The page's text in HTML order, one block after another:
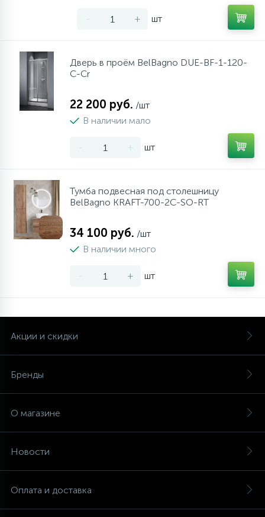
- + шт
Дверь в проём BelBagno DUE-BF-1-120-
C-Cr
22 200 руб. /шт
В наличии мало
- + шт
Тумба подвесная под столешницу
BelBagno KRAFT-700-2C-SO-RT
34 100 руб. /шт
В наличии много
- + шт
Акции и скидки
Бренды
О магазине
Новости
Оплата и доставка